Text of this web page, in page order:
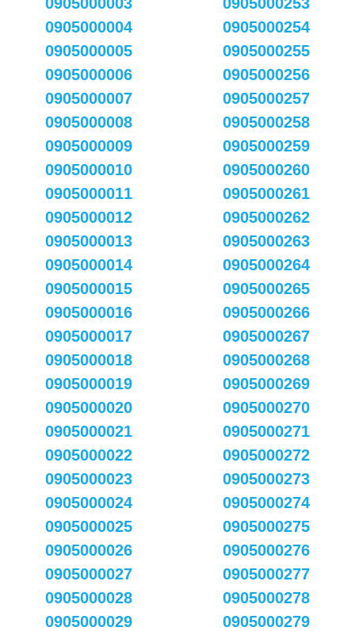
0905000004
0905000005
0905000006
0905000007
0905000008
0905000009
0905000010
0905000011
0905000012
0905000013
0905000014
0905000015
0905000016
0905000017
0905000018
0905000019
0905000020
0905000021
0905000022
0905000023
0905000024
0905000025
0905000026
0905000027
0905000028
0905000029
0905000254
0905000255
0905000256
0905000257
0905000258
0905000259
0905000260
0905000261
0905000262
0905000263
0905000264
0905000265
0905000266
0905000267
0905000268
0905000269
0905000270
0905000271
0905000272
0905000273
0905000274
0905000275
0905000276
0905000277
0905000278
0905000279